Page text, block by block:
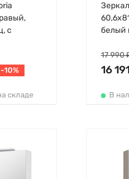
с
-10%
складе
белый
16
17 990
В